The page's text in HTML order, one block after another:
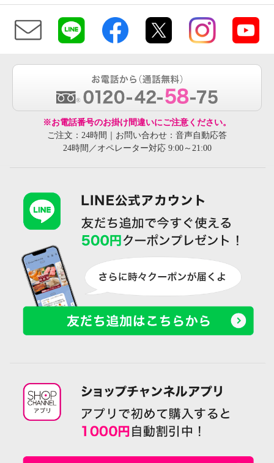
※お電話番号のお掛け間違いにご注意ください。
ご注文：24時間｜お問い合わせ：音声自動応答
24時間／オペレーター対応 9:00～21:00